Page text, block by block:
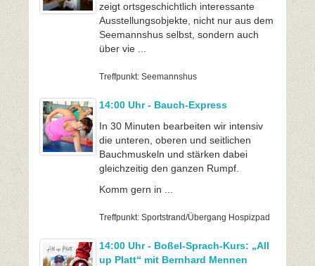
zeigt ortsgeschichtlich interessante
Ausstellungsobjekte, nicht nur aus dem
Seemannshus selbst, sondern auch
über vie ...
Treffpunkt: Seemannshus
14:00 Uhr - Bauch-Express
In 30 Minuten bearbeiten wir intensiv
die unteren, oberen und seitlichen
Bauchmuskeln und stärken dabei
gleichzeitig den ganzen Rumpf.
Komm gern in ...
Treffpunkt: Sportstrand/Übergang Hospizpad
14:00 Uhr - Boßel-Sprach-Kurs: „All
up Platt“ mit Bernhard Mennen